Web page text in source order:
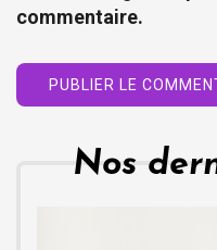
commentaire.
Nos